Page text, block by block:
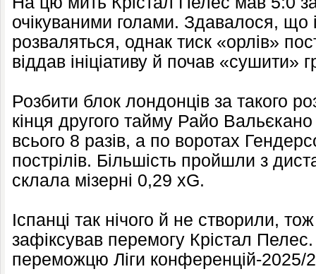
очікуваними голами. Здавалося, що
розваляться, однак тиск «орлів»
віддав ініціативу й почав «сушити»
Розбити блок лондонців за такого
кінця другого тайму Райо
всього 8 разів, а по воротах
пострілів. Більшість пройшли з
склала мізерні 0,29 xG.
Іспанці так нічого й не створили,
зафіксував перемогу Крістал
переможцю Ліги конференцій-2025/